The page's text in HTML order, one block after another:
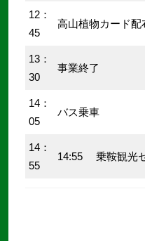
12：
45
高山植物カード配
13：
30
事業終了
14：
05
バス乗車
14：
55
14:55 乗鞍観光